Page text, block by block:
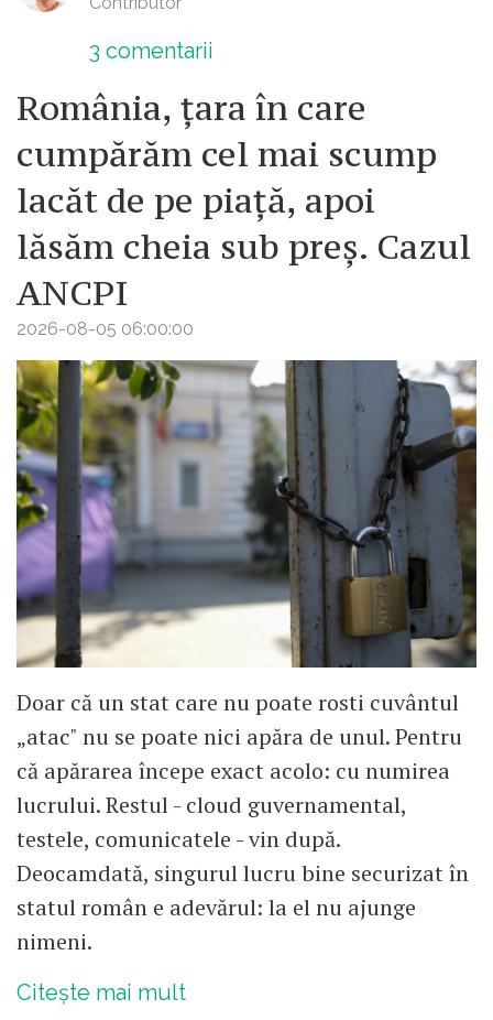
3 comentarii
România, țara în care
cumpărăm cel mai scump
lacăt de pe piață, apoi
lăsăm cheia sub preș. Cazul
ANCPI
2026-08-05 06:00:00
Doar că un stat care nu poate rosti cuvântul
„atac" nu se poate nici apăra de unul. Pentru
că apărarea începe exact acolo: cu numirea
lucrului. Restul - cloud guvernamental,
testele, comunicatele - vin după.
Deocamdată, singurul lucru bine securizat în
statul român e adevărul: la el nu ajunge
nimeni.
Citește mai mult